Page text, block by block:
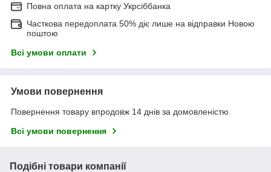
Повна оплата на картку Укрсіббанка
Часткова передоплата 50% діє лише на відправки Новою
поштою
Всі умови оплати
Умови повернення
Повернення товару впродовж 14 днів за домовленістю
Всі умови повернення
Подібні товари компанії